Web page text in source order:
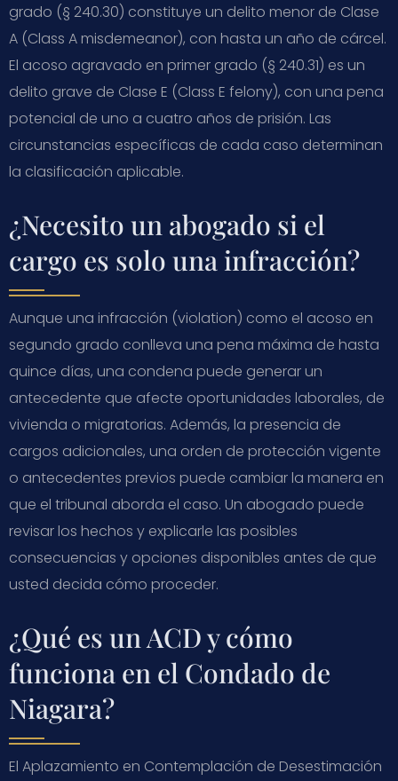
grado (§ 240.30) constituye un delito menor de Clase
A (Class A misdemeanor), con hasta un año de cárcel.
El acoso agravado en primer grado (§ 240.31) es un
delito grave de Clase E (Class E felony), con una pena
potencial de uno a cuatro años de prisión. Las
circunstancias específicas de cada caso determinan
la clasificación aplicable.
¿Necesito un abogado si el
cargo es solo una infracción?
Aunque una infracción (violation) como el acoso en
segundo grado conlleva una pena máxima de hasta
quince días, una condena puede generar un
antecedente que afecte oportunidades laborales, de
vivienda o migratorias. Además, la presencia de
cargos adicionales, una orden de protección vigente
o antecedentes previos puede cambiar la manera en
que el tribunal aborda el caso. Un abogado puede
revisar los hechos y explicarle las posibles
consecuencias y opciones disponibles antes de que
usted decida cómo proceder.
¿Qué es un ACD y cómo
funciona en el Condado de
Niagara?
El Aplazamiento en Contemplación de Desestimación